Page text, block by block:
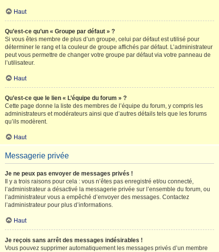
Haut
Qu’est-ce qu’un « Groupe par défaut » ?
Si vous êtes membre de plus d’un groupe, celui par défaut est utilisé pour
déterminer le rang et la couleur de groupe affichés par défaut. L’administrateur
peut vous permettre de changer votre groupe par défaut via votre panneau de
l’utilisateur.
Haut
Qu’est-ce que le lien « L’équipe du forum » ?
Cette page donne la liste des membres de l’équipe du forum, y compris les
administrateurs et modérateurs ainsi que d’autres détails tels que les forums
qu’ils modèrent.
Haut
Messagerie privée
Je ne peux pas envoyer de messages privés !
Il y a trois raisons pour cela : vous n’êtes pas enregistré et/ou connecté,
l’administrateur a désactivé la messagerie privée sur l’ensemble du forum, ou
l’administrateur vous a empêché d’envoyer des messages. Contactez
l’administrateur pour plus d’informations.
Haut
Je reçois sans arrêt des messages indésirables !
Vous pouvez supprimer automatiquement les messages privés d’un membre